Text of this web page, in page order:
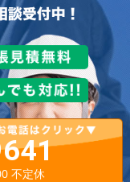
不定休